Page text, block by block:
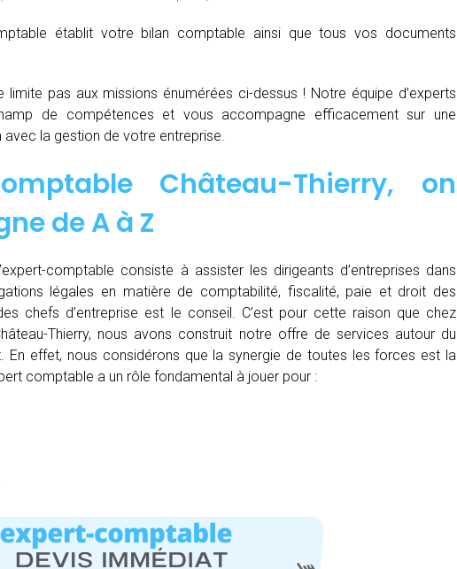
établit votre bilan comptable ainsi que tous vos documents
limite pas aux missions énumérées ci-dessus ! Notre équipe d’experts
de compétences et vous accompagne efficacement sur une
la gestion de votre entreprise.
Château-Thierry, on
deA à Z
comptable consiste à assister les dirigeants d’entreprises dans
légales en matière de comptabilité, fiscalité, paie et droit des
chefs d’entreprise est le conseil. C’est pour cette raison que chez
Thierry, nous avons construit notre offre de services autour du
En effet, nous considérons que la synergie de toutes les forces est la
comptable a un rôle fondamental à jouer pour :